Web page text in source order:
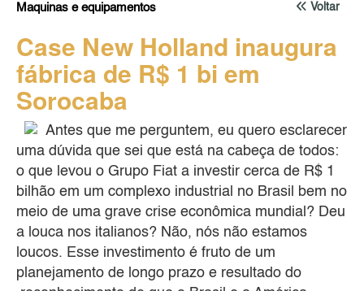
Voltar
Maquinas e equipamentos
Case New Holland inaugura
fábrica de R$ 1 bi em
Sorocaba
Antes que me perguntem, eu quero esclarecer
uma dúvida que sei que está na cabeça de todos:
o que levou o Grupo Fiat a investir cerca de R$ 1
bilhão em um complexo industrial no Brasil bem no
meio de uma grave crise econômica mundial? Deu
a louca nos italianos? Não, nós não estamos
loucos. Esse investimento é fruto de um
planejamento de longo prazo e resultado do